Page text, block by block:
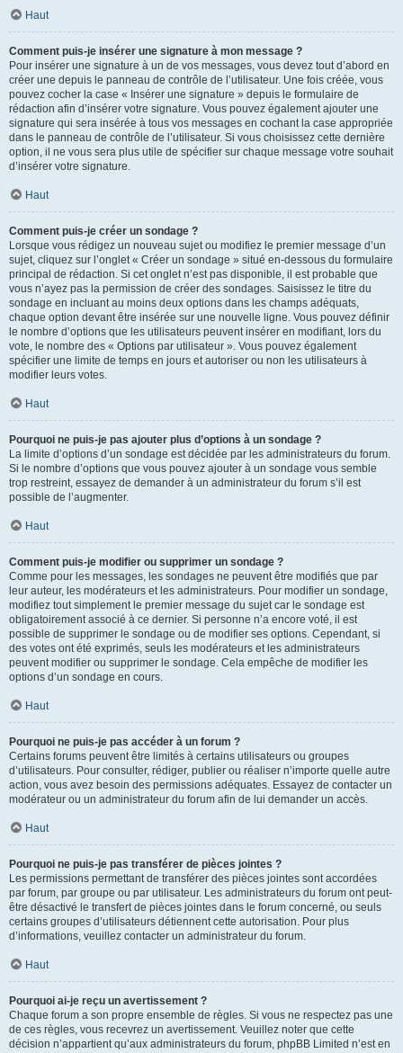
Haut
Comment puis-je insérer une signature à mon message ?
Pour insérer une signature à un de vos messages, vous devez tout d’abord en
créer une depuis le panneau de contrôle de l’utilisateur. Une fois créée, vous
pouvez cocher la case « Insérer une signature » depuis le formulaire de
rédaction afin d’insérer votre signature. Vous pouvez également ajouter une
signature qui sera insérée à tous vos messages en cochant la case appropriée
dans le panneau de contrôle de l’utilisateur. Si vous choisissez cette dernière
option, il ne vous sera plus utile de spécifier sur chaque message votre souhait
d’insérer votre signature.
Haut
Comment puis-je créer un sondage ?
Lorsque vous rédigez un nouveau sujet ou modifiez le premier message d’un
sujet, cliquez sur l’onglet « Créer un sondage » situé en-dessous du formulaire
principal de rédaction. Si cet onglet n’est pas disponible, il est probable que
vous n’ayez pas la permission de créer des sondages. Saisissez le titre du
sondage en incluant au moins deux options dans les champs adéquats,
chaque option devant être insérée sur une nouvelle ligne. Vous pouvez définir
le nombre d’options que les utilisateurs peuvent insérer en modifiant, lors du
vote, le nombre des « Options par utilisateur ». Vous pouvez également
spécifier une limite de temps en jours et autoriser ou non les utilisateurs à
modifier leurs votes.
Haut
Pourquoi ne puis-je pas ajouter plus d’options à un sondage ?
La limite d’options d’un sondage est décidée par les administrateurs du forum.
Si le nombre d’options que vous pouvez ajouter à un sondage vous semble
trop restreint, essayez de demander à un administrateur du forum s’il est
possible de l’augmenter.
Haut
Comment puis-je modifier ou supprimer un sondage ?
Comme pour les messages, les sondages ne peuvent être modifiés que par
leur auteur, les modérateurs et les administrateurs. Pour modifier un sondage,
modifiez tout simplement le premier message du sujet car le sondage est
obligatoirement associé à ce dernier. Si personne n’a encore voté, il est
possible de supprimer le sondage ou de modifier ses options. Cependant, si
des votes ont été exprimés, seuls les modérateurs et les administrateurs
peuvent modifier ou supprimer le sondage. Cela empêche de modifier les
options d’un sondage en cours.
Haut
Pourquoi ne puis-je pas accéder à un forum ?
Certains forums peuvent être limités à certains utilisateurs ou groupes
d’utilisateurs. Pour consulter, rédiger, publier ou réaliser n’importe quelle autre
action, vous avez besoin des permissions adéquates. Essayez de contacter un
modérateur ou un administrateur du forum afin de lui demander un accès.
Haut
Pourquoi ne puis-je pas transférer de pièces jointes ?
Les permissions permettant de transférer des pièces jointes sont accordées
par forum, par groupe ou par utilisateur. Les administrateurs du forum ont peut-
être désactivé le transfert de pièces jointes dans le forum concerné, ou seuls
certains groupes d’utilisateurs détiennent cette autorisation. Pour plus
d’informations, veuillez contacter un administrateur du forum.
Haut
Pourquoi ai-je reçu un avertissement ?
Chaque forum a son propre ensemble de règles. Si vous ne respectez pas une
de ces règles, vous recevrez un avertissement. Veuillez noter que cette
décision n’appartient qu’aux administrateurs du forum, phpBB Limited n’est en